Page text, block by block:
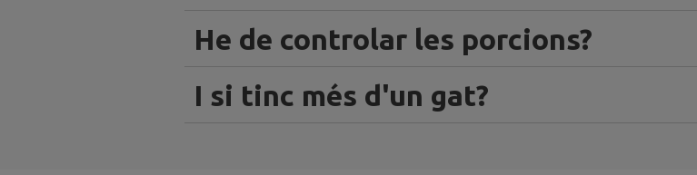
He de controlar les porcions?
I si tinc més d'un gat?